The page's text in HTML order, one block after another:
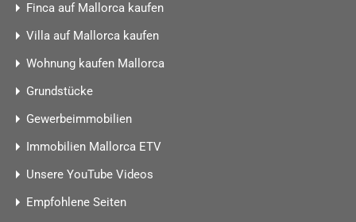
Finca auf Mallorca kaufen
Villa auf Mallorca kaufen
Wohnung kaufen Mallorca
Grundstücke
Gewerbeimmobilien
Immobilien Mallorca ETV
Unsere YouTube Videos
Empfohlene Seiten